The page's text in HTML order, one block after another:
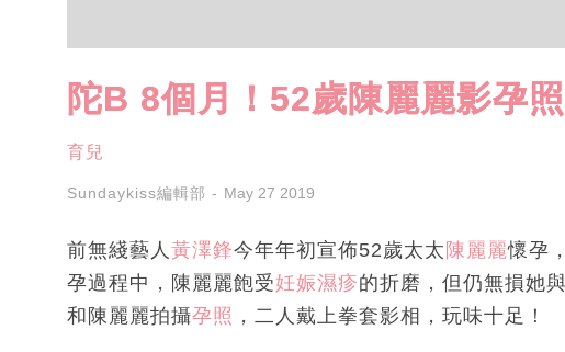
陀B 8個月！52歲陳麗麗影孕
育兒
Sundaykiss編輯部 May 27 2019
前無綫藝人 黃澤鋒今年年初宣佈52歲太太 陳麗麗懷孕
孕過程中，陳麗麗飽受妊娠濕疹的折磨，但仍無損她
和陳麗麗拍攝孕照 ，二人戴上拳套影相，玩味十足！